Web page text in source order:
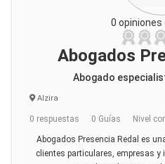
0 opiniones
Abogados
Abogado
Alzira
0 respuestas 0 Guías Nivel
Abogados Presencia Redal es
clientes particulares, empresas